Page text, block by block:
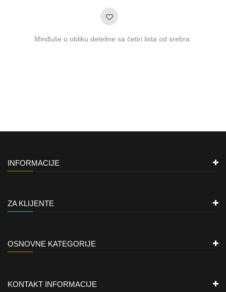
Minđuše u obliku deteline sa četiri lista od srebra.
INFORMACIJE
ZA KLIJENTE
OSNOVNE KATEGORIJE
KONTAKT INFORMACIJE